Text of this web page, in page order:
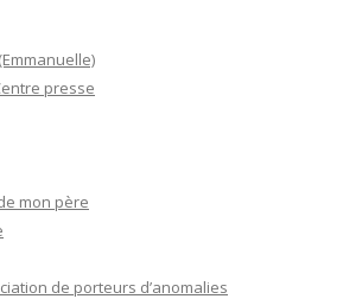
presse
mon père
de porteurs d’anomalies